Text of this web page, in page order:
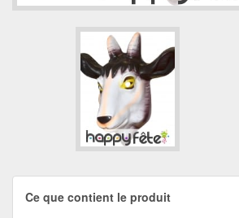
Ce que contient le produit